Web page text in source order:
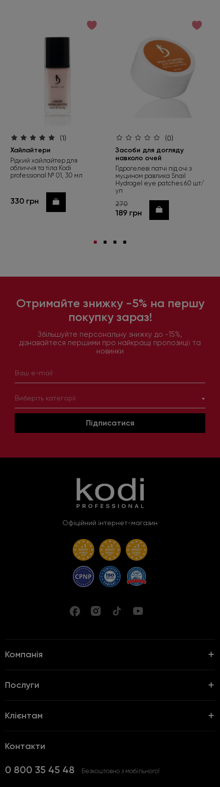
(1)
Хайлайтери
Рідкий хайлайтер для
обличчя та тіла Kodi
professional № 01, 30 мл
330 грн Купити
(0)
Засоби для догляду
навколо очей
Гідрогелеві патчі під очі з
муцином равлика Snail
Hydrogel eye patches 60 шт/
уп
270
189 грн Купити
Отримайте знижку -5% на першу
покупку зараз!
Збільшуйте персональну знижку до -15%,
дізнавайтеся першими про найкращі пропозиції та
новинки
Виберіть категорії
Підписатися
Офіційний інтернет-магазин
Компанія
Послуги
Клієнтам
Контакти
0 800 35 45 48 Безкоштовно з мобільного!